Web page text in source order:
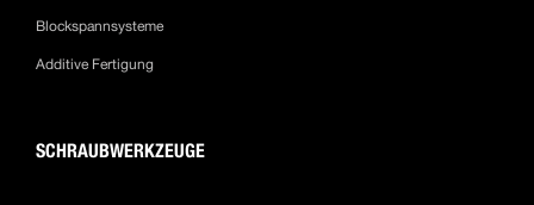
Blockspannsysteme
Additive Fertigung
SCHRAUBWERKZEUGE